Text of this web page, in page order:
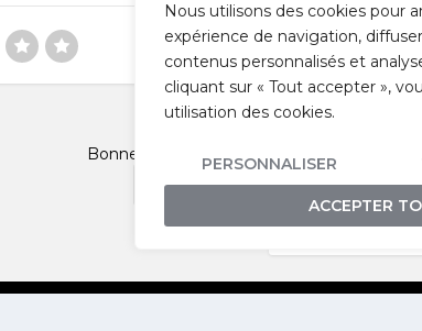
Nous utilisons des cookies pour
expérience de navigation,
contenus personnalisés et
cliquant sur « Tout accepter »,
utilisation des cookies.
PERSONNALISER
ACCEPTER
Bonne année 2024 !
SUIVANT
12 août,
Les
Liste
list
22 juillet,